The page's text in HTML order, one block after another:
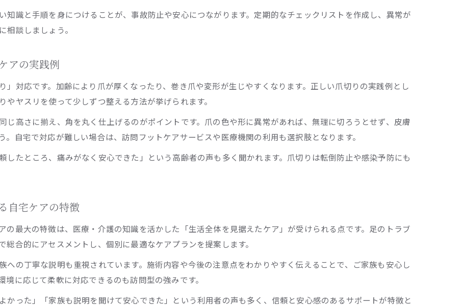
高齢者フットケアの安心安全な始め方と注意点
自宅でできる高齢者フットケアのおすすめステップ
高齢者フットケア保険適用外でも安心できる理由
高齢者フットケア専門家の選び方と確認ポイント
知識と手順を身につけることが、事故防止や安心につながります。定期的なチェックリストを作成し、異常が
相談しましょう。
アの実践例
」対応です。加齢により爪が厚くなったり、巻き爪や変形が生じやすくなります。正しい爪切りの実践例とし
ヤスリを使って少しずつ整える方法が挙げられます。
じ高さに揃え、角を丸く仕上げるのがポイントです。爪の色や形に異常があれば、無理に切ろうとせず、皮膚
自宅で対応が難しい場合は、訪問フットケアサービスや医療機関の利用も選択肢となります。
したところ、痛みがなく安心できた」という高齢者の声も多く聞かれます。爪切りは転倒防止や感染予防にも
自宅ケアの特徴
の最大の特徴は、医療・介護の知識を活かした「生活全体を見据えたケア」が受けられる点です。足のトラブ
合的にアセスメントし、個別に最適なケアプランを提案します。
への丁寧な説明も重視されています。施術内容や今後の注意点をわかりやすく伝えることで、ご家族も安心し
に応じて柔軟に対応できるのも訪問型の強みです。
かった」「家族も説明を聞けて安心できた」という利用者の声も多く、信頼と安心感のあるサポートが特徴と